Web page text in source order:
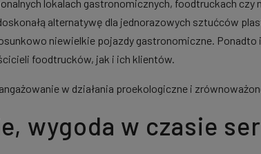
lokalach gastronomicznych, foodtruckach czy
alternatywę dla jednorazowych sztućców
niewielkie pojazdy gastronomiczne. Ponadto
foodtrucków, jak i ich klientów.
w działania proekologiczne i
wygoda w czasie